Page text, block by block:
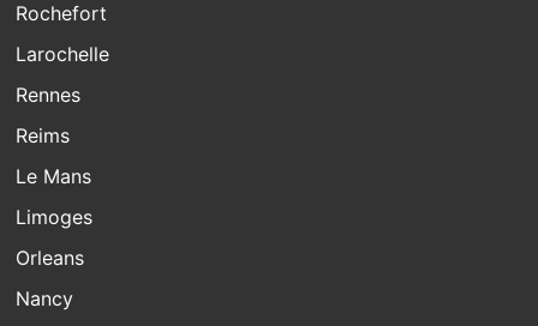
Rochefort
Larochelle
Rennes
Reims
Le Mans
Limoges
Orleans
Nancy